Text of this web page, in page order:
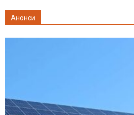
Анонси